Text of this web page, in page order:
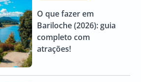
O que fazer em
Bariloche (2026): guia
completo com
atrações!